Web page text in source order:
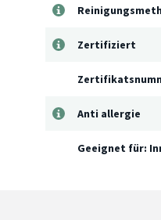
Zertifiziert
Anti allergie
Geeignet für: